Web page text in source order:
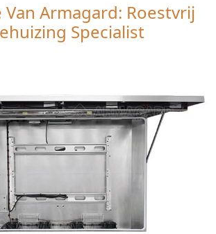
Armagard: Roestvrij
Specialist